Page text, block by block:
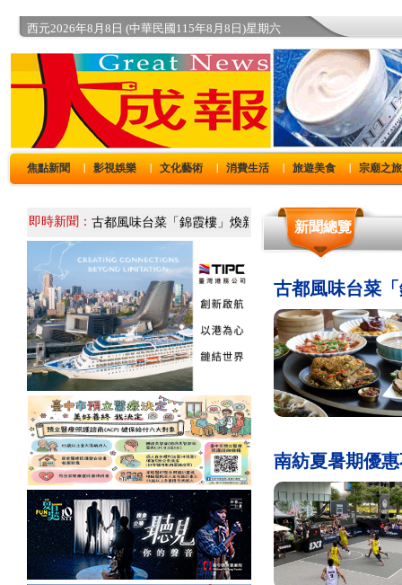
西元2026年8月8日 (中華民國115年8月8日)星期六
焦點新聞 影視娛樂 文化藝術 消費生活 旅遊美食 宗廟之旅
即時新聞： 新聞總覽
古都風味台菜
南紡夏暑期優